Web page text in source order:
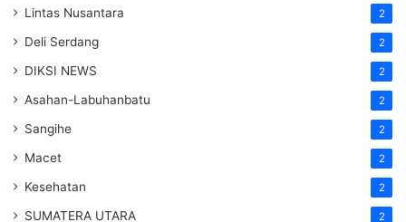
Lintas Nusantara 2
Deli Serdang 2
DIKSI NEWS 2
Asahan-Labuhanbatu 2
Sangihe 2
Macet 2
Kesehatan 2
SUMATERA UTARA 2